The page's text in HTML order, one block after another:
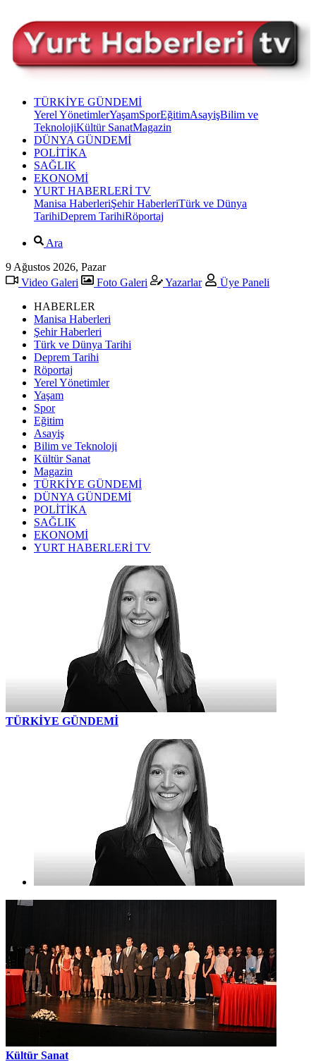
TÜRKİYE GÜNDEMİ
Yerel YönetimlerYaşamSporEğitimAsayişBilim ve
TeknolojiKültür SanatMagazin
DÜNYA GÜNDEMİ
POLİTİKA
SAĞLIK
EKONOMİ
YURT HABERLERİ TV
Manisa HaberleriŞehir HaberleriTürk ve Dünya
TarihiDeprem TarihiRöportaj
Ara
9 Ağustos 2026, Pazar
Video Galeri
Foto Galeri Yazarlar
Üye Paneli
HABERLER
Manisa Haberleri
Şehir Haberleri
Türk ve Dünya Tarihi
Deprem Tarihi
Röportaj
Yerel Yönetimler
Yaşam
Spor
Eğitim
Asayiş
Bilim ve Teknoloji
Kültür Sanat
Magazin
TÜRKİYE GÜNDEMİ
DÜNYA GÜNDEMİ
POLİTİKA
SAĞLIK
EKONOMİ
YURT HABERLERİ TV
TÜRKİYE GÜNDEMİ
Kültür Sanat